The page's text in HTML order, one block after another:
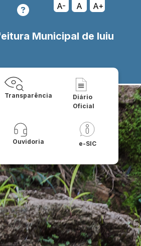
A- A A+
Municipal de Iuiu
Transparência
Diário
Oficial
Ouvidoria e-SIC